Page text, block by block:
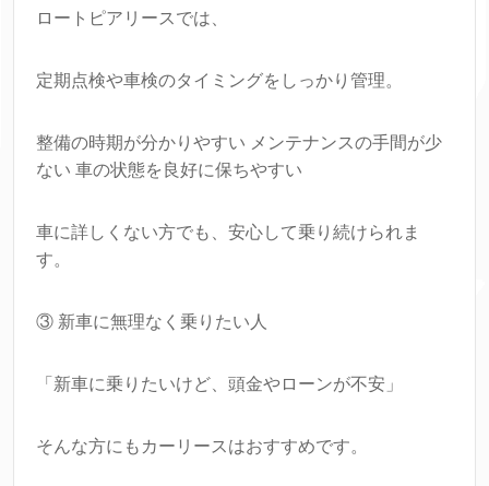
ロートピアリースでは、
定期点検や車検のタイミングをしっかり管理。
整備の時期が分かりやすい メンテナンスの手間が少
ない 車の状態を良好に保ちやすい
車に詳しくない方でも、安心して乗り続けられま
す。
③ 新車に無理なく乗りたい人
「新車に乗りたいけど、頭金やローンが不安」
そんな方にもカーリースはおすすめです。